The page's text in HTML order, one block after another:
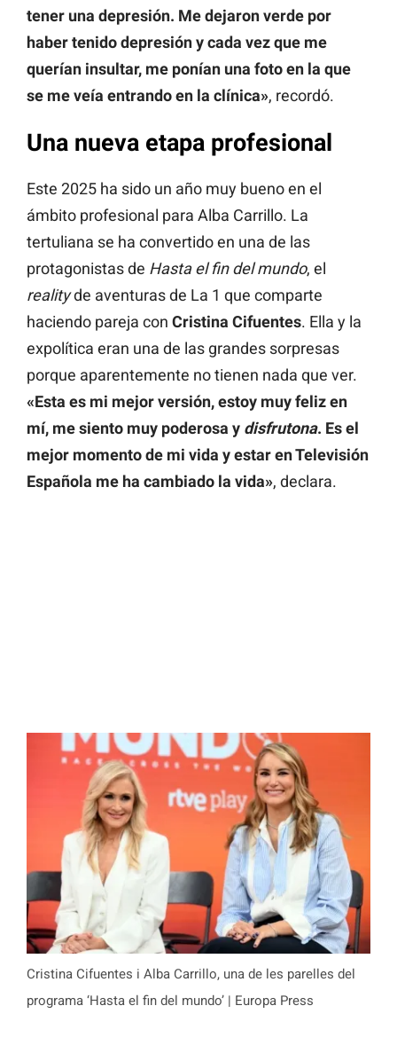
tener una depresión. Me dejaron verde por
haber tenido depresión y cada vez que me
querían insultar, me ponían una foto en la que
se me veía entrando en la clínica», recordó.
Una nueva etapa profesional
Este 2025 ha sido un año muy bueno en el
ámbito profesional para Alba Carrillo. La
tertuliana se ha convertido en una de las
protagonistas de Hasta el fin del mundo, el
realityde aventuras de La 1 que comparte
haciendo pareja con Cristina Cifuentes. Ella y la
expolítica eran una de las grandes sorpresas
porque aparentemente no tienen nada que ver.
«Esta es mi mejor versión, estoy muy feliz en
mí, me siento muy poderosa y disfrutona. Es el
mejor momento de mi vida y estar en Televisión
Española me ha cambiado la vida», declara.
Cristina Cifuentes i Alba Carrillo, una de les parelles del
programa ‘Hasta el fin del mundo’ | Europa Press